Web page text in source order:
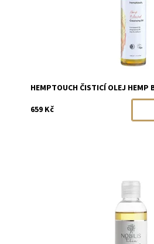
HEMPTOUCH ČISTICÍ OLEJ HEMP
659 Kč
Nobilis Tilia